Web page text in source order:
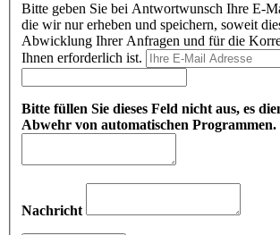
Bitte geben Sie bei Antwortwunsch Ihre E-
die wir nur erheben und speichern, soweit
Abwicklung Ihrer Anfragen und für die
Ihnen erforderlich ist.
Bitte füllen Sie dieses Feld nicht aus, es
Abwehr von automatischen Programmen.
Nachricht